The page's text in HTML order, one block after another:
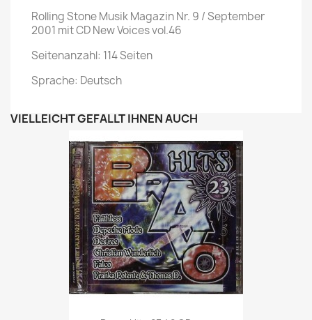
Rolling Stone Musik Magazin Nr. 9 / September
2001 mit CD New Voices vol.46
Seitenanzahl: 114 Seiten
Sprache: Deutsch
VIELLEICHT GEFÄLLT IHNEN AUCH